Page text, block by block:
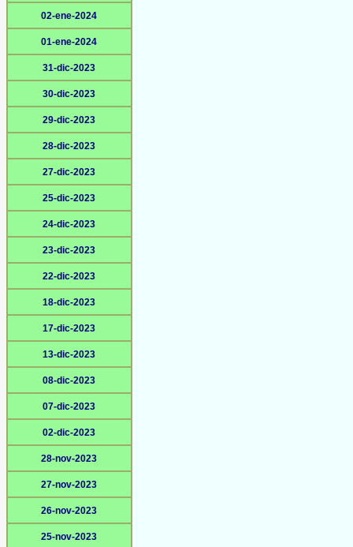
02-ene-2024
01-ene-2024
31-dic-2023
30-dic-2023
29-dic-2023
28-dic-2023
27-dic-2023
25-dic-2023
24-dic-2023
23-dic-2023
22-dic-2023
18-dic-2023
17-dic-2023
13-dic-2023
08-dic-2023
07-dic-2023
02-dic-2023
28-nov-2023
27-nov-2023
26-nov-2023
25-nov-2023